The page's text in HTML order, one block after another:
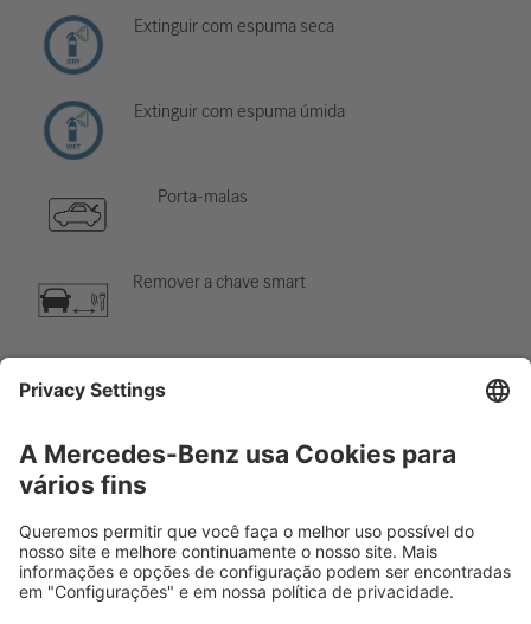
Extinguir com espuma seca
Extinguir com espuma úmida
Porta-malas
Remover a chave smart
Sistema de ar-condicionado
Perigo, baixa temperatura